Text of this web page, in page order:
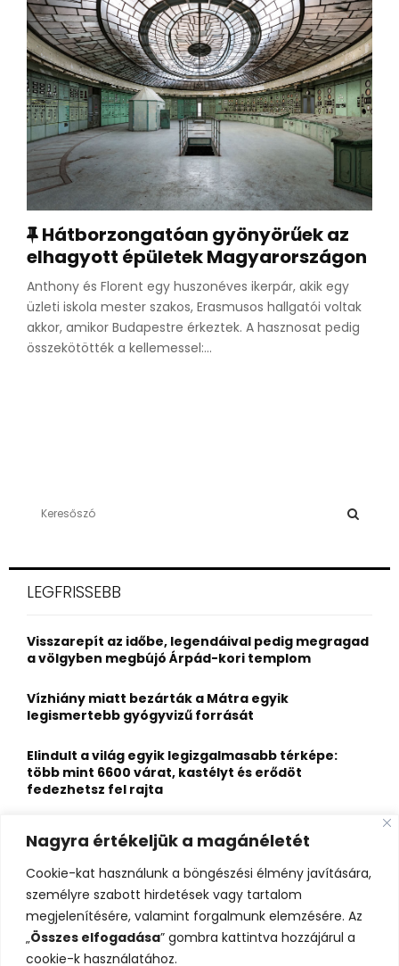
Nagyra értékeljük a magánéletét
Cookie-kat használunk a böngészési élmény javítására,
személyre szabott hirdetések vagy tartalom
megjelenítésére, valamint forgalmunk elemzésére. Az
„Összes elfogadása” gombra kattintva hozzájárul a
cookie-k használatához.
K
a
p
c
s
o
Hátborzongatóan gyönyörűek az
elhagyott épületek Magyarországon
Anthony és Florent egy huszonéves ikerpár, akik egy
üzleti iskola mester szakos, Erasmusos hallgatói voltak
akkor, amikor Budapestre érkeztek. A hasznosat pedig
összekötötték a kellemessel:...
h
o
r
LEGFRISSEBB
Visszarepít az időbe, legendáival pedig megragad
a völgyben megbújó Árpád-kori templom
Vízhiány miatt bezárták a Mátra egyik
legismertebb gyógyvizű forrását
Elindult a világ egyik legizgalmasabb térképe:
több mint 6600 várat, kastélyt és erődöt
fedezhetsz fel rajta
Kigyulladt a Szőke Tisza legendás hajóroncsa,
nagy erőkkel vonultak a tűzoltók
Életveszélyes fenyegetést kapott, elmarad Majka
erdélyi koncertje